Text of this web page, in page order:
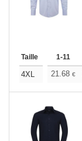
Taille 1-11
4XL 21.68 €